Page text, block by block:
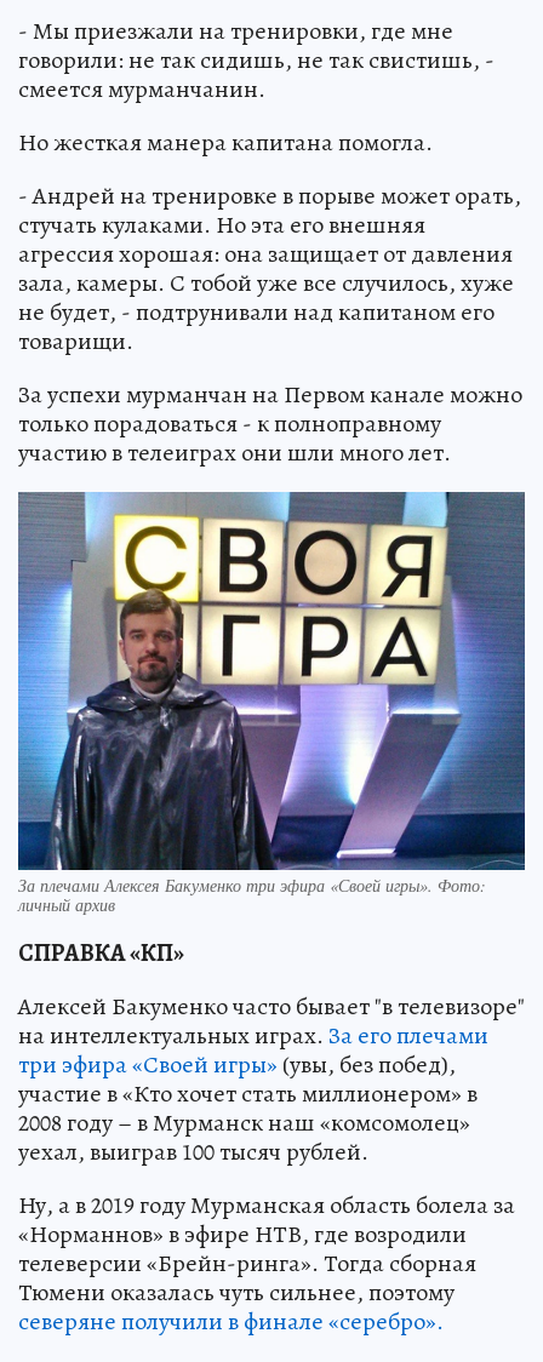
- Мы приезжали на тренировки, где мне
говорили: не так сидишь, не так свистишь, -
смеется мурманчанин.
Но жесткая манера капитана помогла.
- Андрей на тренировке в порыве может орать,
стучать кулаками. Но эта его внешняя
агрессия хорошая: она защищает от давления
зала, камеры. С тобой уже все случилось, хуже
не будет, - подтрунивали над капитаном его
товарищи.
За успехи мурманчан на Первом канале можно
только порадоваться - к полноправному
участию в телеиграх они шли много лет.
За плечами Алексея Бакуменко три эфира «Своей игры». Фото:
личный архив
СПРАВКА «КП»
Алексей Бакуменко часто бывает "в телевизоре"
на интеллектуальных играх. За его плечами
три эфира «Своей игры» (увы, без побед),
участие в «Кто хочет стать миллионером» в
2008 году – в Мурманск наш «комсомолец»
уехал, выиграв 100 тысяч рублей.
Ну, а в 2019 году Мурманская область болела за
«Норманнов» в эфире НТВ, где возродили
телеверсии «Брейн-ринга». Тогда сборная
Тюмени оказалась чуть сильнее, поэтому
северяне получили в финале «серебро».